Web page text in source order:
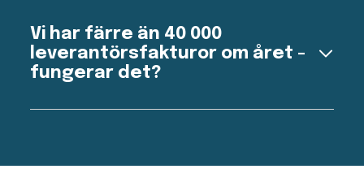
InvoiceFirewall oavsett vilket inköpssystem eller
ERP ni arbetar i.
Vi har färre än 40 000
leverantörsfakturor om året -
fungerar det?